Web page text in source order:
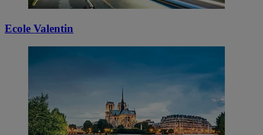
Ecole Valentin